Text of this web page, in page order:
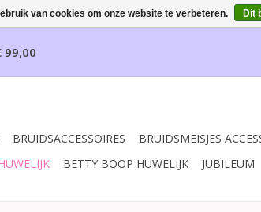
99,00
BRUIDSACCESSOIRES BRUIDSMEISJES
BETTY BOOP HUWELIJK JUBILEUM
van cookies om onze website te verbeteren. Dit